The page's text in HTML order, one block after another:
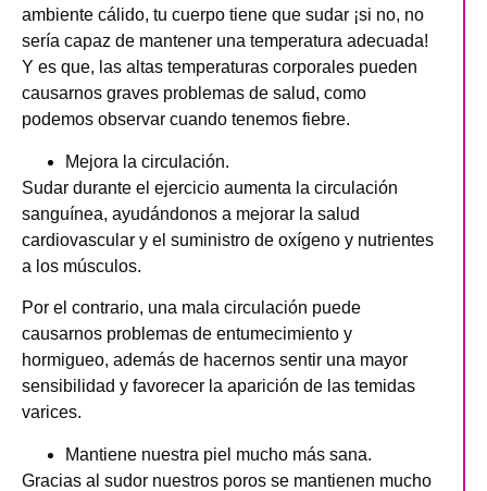
ambiente cálido, tu cuerpo tiene que sudar ¡si no, no
sería capaz de mantener una temperatura adecuada!
Y es que, las altas temperaturas corporales pueden
causarnos graves problemas de salud, como
podemos observar cuando tenemos fiebre.
Mejora la circulación.
Sudar durante el ejercicio aumenta la circulación
sanguínea, ayudándonos a mejorar la salud
cardiovascular y el suministro de oxígeno y nutrientes
a los músculos.
Por el contrario, una mala circulación puede
causarnos problemas de entumecimiento y
hormigueo, además de hacernos sentir una mayor
sensibilidad y favorecer la aparición de las temidas
varices.
Mantiene nuestra piel mucho más sana.
Gracias al sudor nuestros poros se mantienen mucho